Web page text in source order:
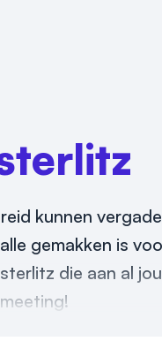
kunnen
gemakken is
die aan al